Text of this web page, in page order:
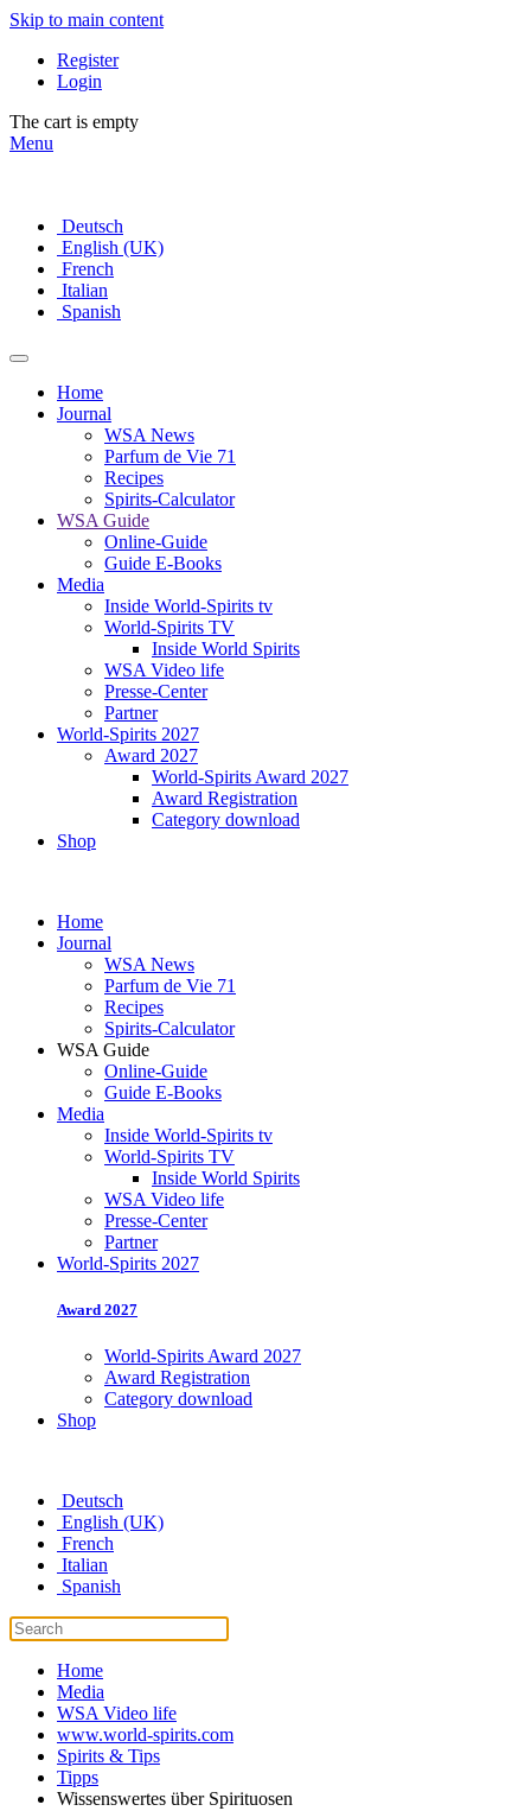
Skip to main content
Register
Login
The cart is empty
Menu
Deutsch
English (UK)
French
Italian
Spanish
Home
Journal
WSA News
Parfum de Vie 71
Recipes
Spirits-Calculator
WSA Guide
Online-Guide
Guide E-Books
Media
Inside World-Spirits tv
World-Spirits TV
Inside World Spirits
WSA Video life
Presse-Center
Partner
World-Spirits 2027
Award 2027
World-Spirits Award 2027
Award Registration
Category download
Shop
Home
Journal
WSA News
Parfum de Vie 71
Recipes
Spirits-Calculator
WSA Guide
Online-Guide
Guide E-Books
Media
Inside World-Spirits tv
World-Spirits TV
Inside World Spirits
WSA Video life
Presse-Center
Partner
World-Spirits 2027
Award 2027
World-Spirits Award 2027
Award Registration
Category download
Shop
Deutsch
English (UK)
French
Italian
Spanish
Home
Media
WSA Video life
www.world-spirits.com
Spirits & Tips
Tipps
Wissenswertes über Spirituosen